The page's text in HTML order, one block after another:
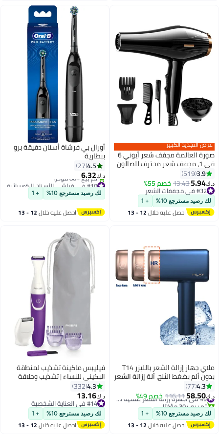
عرض التجديد الكبير
صورة العالمة مجفف شعر أيوني 6
في 1، مجفف شعر محترف للصالون
السريع مع 2 سرعة و 3 إعداد حرارة،
مزود بموزع الهواء والوحدة ومكثف
التركيز للشعر المجعد والمستقيم،
ومشط.
3.9
519
د.ك‏5.94
13.43خصم 55%
#32 في مجففات الشعر
#32 في مجففات الشعر
لك رصيد مسترجع 10% + 1
احصل عليه خلال 12 - 13
أورال بي فرشاة أسنان دقيقة برو
ببطارية
4.5
27
د.ك‏6.32
#10 في فراشي الأسنان الكهربائية
بتخلّص بسرعة
تم بيع +80 مؤخرًا
#10 في فراشي الأسنان الكهربائية
لك رصيد مسترجع 10% + 1
احصل عليه خلال 12 - 13
ملاي جهاز إزالة الشعر بالليزر T14
بدون ألم بضغط الثلج، آلة إزالة الشعر
وخط البيكيني والذراع والإبط والوجه
والساق (1*HR+1*بيكيني+1*مصباح
للوجه)
4.3
77
د.ك‏58.50
116.11خصم 49%
تم بيع +30 مؤخرًا
لك رصيد مسترجع 10% + 1
احصل عليه خلال 12 - 13
فيليبس ماكينة تشذيب لمنطقة
البكيني للنساء | تشذيب وحلاقة
وتسريح | شفرات مستديرة لتشذيب
آمن على البشرة | رأس تشذيب قابل
للغسل مع مشطين | رأس حلاقة
صغير | حقيبة صغيرة | فرشاة تنظيف
| (BRT388/15) بنفسجي/أبيض
4.3
332
د.ك‏13.16
#14 في العناية الشخصية
#14 في العناية الشخصية
لك رصيد مسترجع 10% + 1
احصل عليه خلال 12 - 13